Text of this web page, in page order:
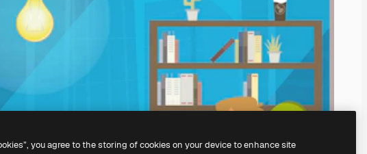
you agree to the storing of cookies on your device to enhance site